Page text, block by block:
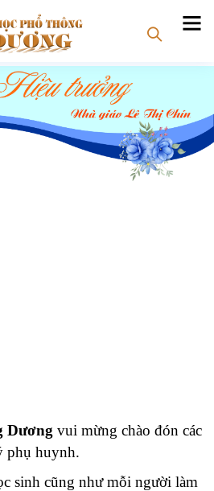
Dương vui mừng chào đón các
phụ huynh.
sinh cũng như mỗi người làm